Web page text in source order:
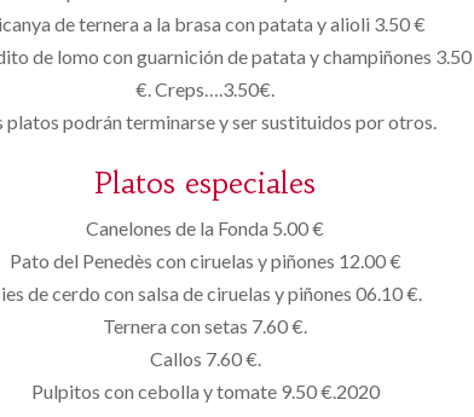
de ternera a la brasa con patata y alioli 3.50 €
de lomo con guarnición de patata y champiñones 3.50
€. Creps….3.50€.
platos podrán terminarse y ser sustituidos por otros.
Platos especiales
Canelones de la Fonda 5.00 €
Pato del Penedès con ciruelas y piñones 12.00 €
de cerdo con salsa de ciruelas y piñones 06.10 €.
Ternera con setas 7.60 €.
Callos 7.60 €.
Pulpitos con cebolla y tomate 9.50 €.2020